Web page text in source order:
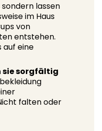
sondern lassen
im Haus
von
entstehen.
auf eine
sie sorgfältig
falten oder